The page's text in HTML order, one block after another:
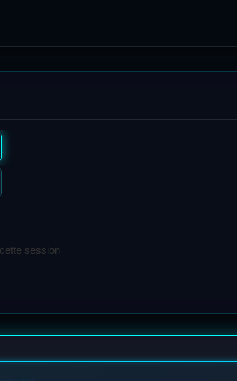
session